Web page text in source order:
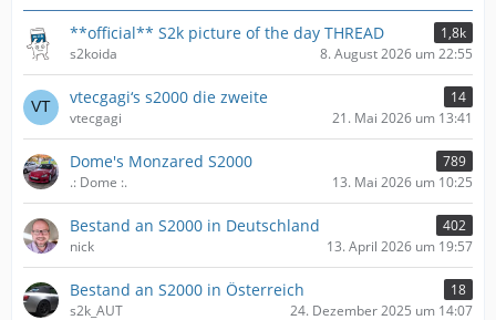
**official** S2k picture of the day THREAD
1,8k
s2koida
8. August 2026 um 22:55
vtecgagi‘s s2000 die zweite
14
vtecgagi
21. Mai 2026 um 13:41
Dome's Monzared S2000
789
.: Dome :.
13. Mai 2026 um 10:25
Bestand an S2000 in Deutschland
402
nick
13. April 2026 um 19:57
Bestand an S2000 in Österreich
18
s2k_AUT
24. Dezember 2025 um 14:07